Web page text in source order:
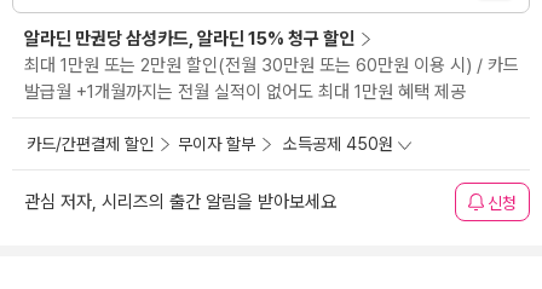
알라딘 만권당 삼성카드, 알라딘 15% 청구 할인
최대 1만원 또는 2만원 할인(전월 30만원 또는 60만원 이용 시) / 카드
발급월 +1개월까지는 전월 실적이 없어도 최대 1만원 혜택 제공
카드/간편결제 할인 무이자 할부 소득공제 450원
관심 저자, 시리즈의 출간 알림을 받아보세요 신청